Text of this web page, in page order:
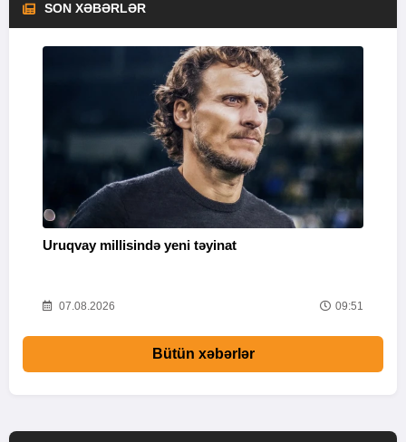
SON XƏBƏRLƏR
Uruqvay millisində yeni təyinat
07.08.2026 09:51
Bütün xəbərlər